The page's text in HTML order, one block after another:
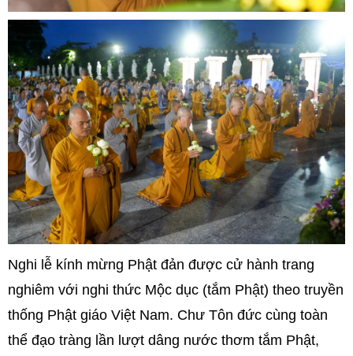
Nghi lễ kính mừng Phật đản được cử hành trang
nghiêm với nghi thức Mộc dục (tắm Phật) theo truyền
thống Phật giáo Việt Nam. Chư Tôn đức cùng toàn
thể đạo tràng lần lượt dâng nước thơm tắm Phật,